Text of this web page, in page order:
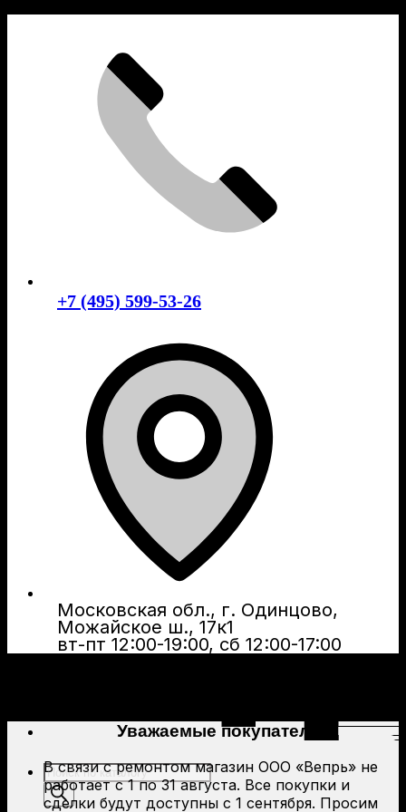
+7 (495) 599-53-26
Московская обл., г. Одинцово,
Можайское ш., 17к1
вт-пт 12:00-19:00, сб 12:00-17:00
Поиск
товаров
Уважаемые покупатели!
В связи с ремонтом магазин ООО «Вепрь» не
работает с 1 по 31 августа. Все покупки и
сделки будут доступны с 1 сентября. Просим